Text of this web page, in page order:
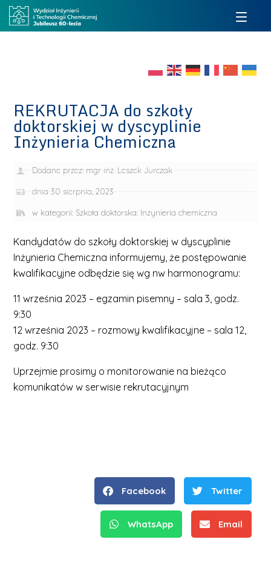
REKRUTACJA do szkoły
doktorskiej w dyscyplinie
Inżynieria Chemiczna
Dodane przez: mgr inż. Leszek Jurczak
dnia 30 sierpnia, 2023
w kategorii: Szkoła doktorska: Inżynieria chemiczna
Kandydatów do szkoły doktorskiej w dyscyplinie
Inżynieria Chemiczna informujemy, że postępowanie
kwalifikacyjne odbędzie się wg nw harmonogramu:
11 września 2023 – egzamin pisemny – sala 3, godz.
9:30
12 września 2023 – rozmowy kwalifikacyjne – sala 12,
godz. 9:30
Uprzejmie prosimy o monitorowanie na bieżąco
komunikatów w serwisie rekrutacyjnym
Facebook Twitter
WhatsApp Email